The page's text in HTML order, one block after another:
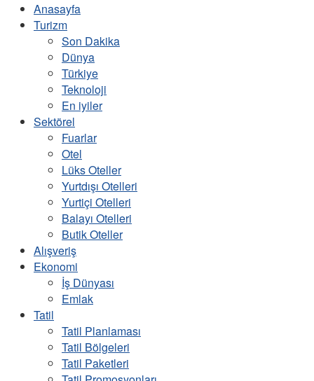
Anasayfa
Turizm
Son Dakika
Dünya
Türkiye
Teknoloji
En iyiler
Sektörel
Fuarlar
Otel
Lüks Oteller
Yurtdışı Otelleri
Yurtiçi Otelleri
Balayı Otelleri
Butik Oteller
Alışveriş
Ekonomi
İş Dünyası
Emlak
Tatil
Tatil Planlaması
Tatil Bölgeleri
Tatil Paketleri